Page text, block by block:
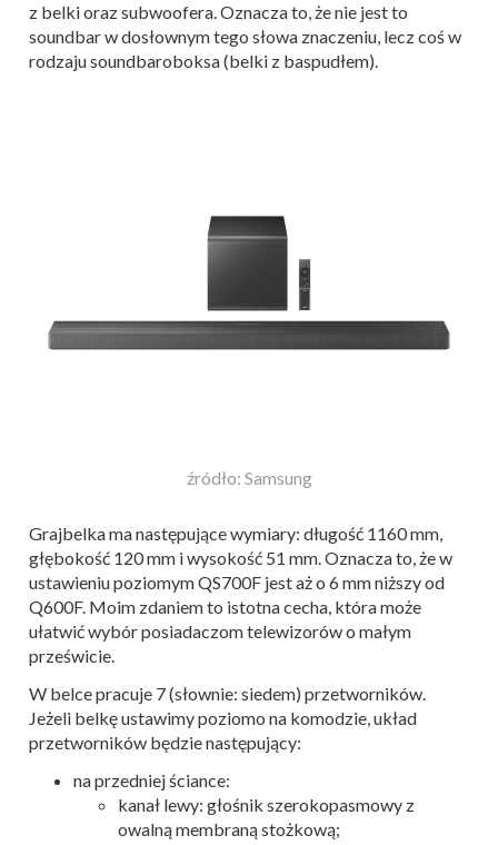
z belki oraz subwoofera. Oznacza to, że nie jest to
soundbar w dosłownym tego słowa znaczeniu, lecz coś w
rodzaju soundbaroboksa (belki z baspudłem).
źródło: Samsung
Grajbelka ma następujące wymiary: długość 1160 mm,
głębokość 120 mm i wysokość 51 mm. Oznacza to, że w
ustawieniu poziomym QS700F jest aż o 6 mm niższy od
Q600F. Moim zdaniem to istotna cecha, która może
ułatwić wybór posiadaczom telewizorów o małym
prześwicie.
W belce pracuje 7 (słownie: siedem) przetworników.
Jeżeli belkę ustawimy poziomo na komodzie, układ
przetworników będzie następujący:
na przedniej ściance:
kanał lewy: głośnik szerokopasmowy z
owalną membraną stożkową;